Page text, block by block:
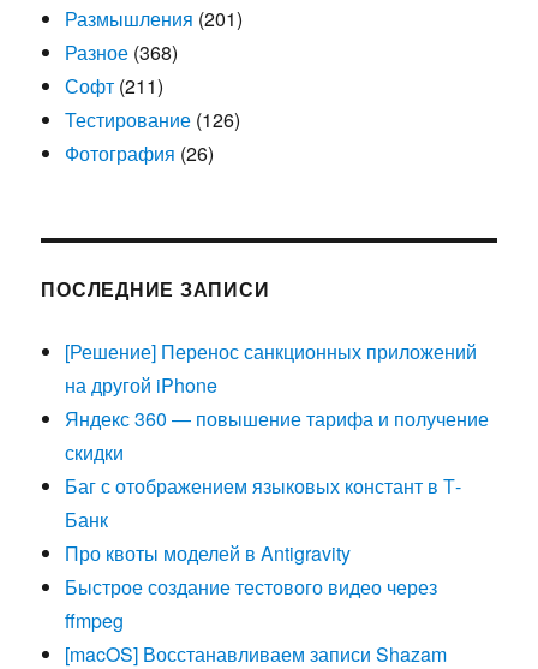
Размышления (201)
Разное (368)
Софт (211)
Тестирование (126)
Фотография (26)
ПОСЛЕДНИЕ ЗАПИСИ
[Решение] Перенос санкционных приложений
на другой iPhone
Яндекс 360 — повышение тарифа и получение
скидки
Баг с отображением языковых констант в Т-
Банк
Про квоты моделей в Antigravity
Быстрое создание тестового видео через
ffmpeg
[macOS] Восстанавливаем записи Shazam